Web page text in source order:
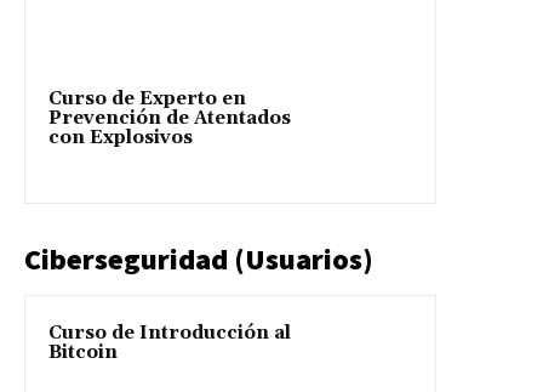
Curso de Experto en
Prevención de Atentados
con Explosivos
Ciberseguridad (Usuarios)
Curso de Introducción al
Bitcoin